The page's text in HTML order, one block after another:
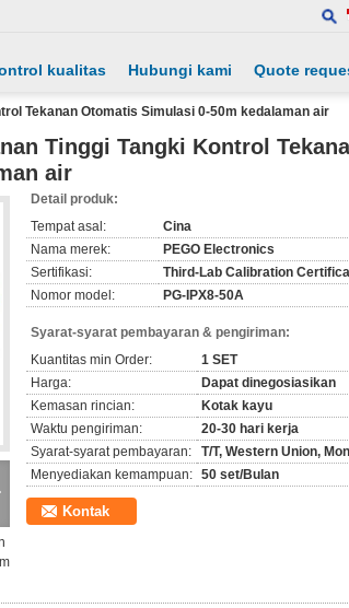
kualitas Hubungi kami Quote
Tekanan Otomatis Simulasi 0-50m kedalaman air
Tinggi Tangki Kontrol
air
Detail produk:
Tempat asal:
Cina
Nama merek:
PEGO Electronics
Sertifikasi:
Third-Lab Calibration
Nomor model:
PG-IPX8-50A
Syarat-syarat pembayaran & pengiriman:
Kuantitas min Order:
1 SET
Harga:
Dapat dinegosiasikan
Kemasan rincian:
Kotak kayu
Waktu pengiriman:
20-30 hari kerja
Syarat-syarat pembayaran:
T/T, Western Union,
Menyediakan kemampuan: 50 set/Bulan
Kontak